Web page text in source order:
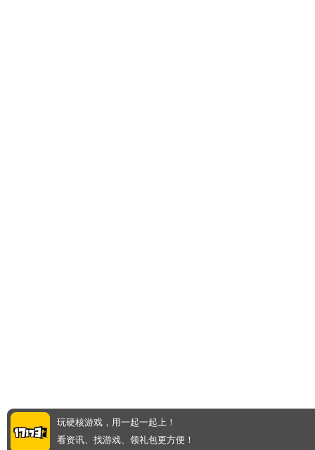
玩硬核游戏，用一起一起上！
看资讯、找游戏、领礼包更方便！